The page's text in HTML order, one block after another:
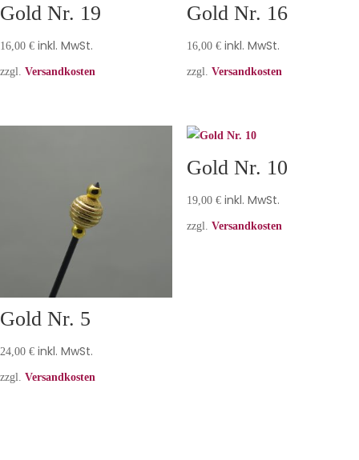
Gold Nr. 19
16,00 € inkl. MwSt.
zzgl. Versandkosten
Gold Nr. 16
16,00 € inkl. MwSt.
zzgl. Versandkosten
Gold Nr. 5
24,00 € inkl. MwSt.
zzgl. Versandkosten
Gold Nr. 10
19,00 € inkl. MwSt.
zzgl. Versandkosten